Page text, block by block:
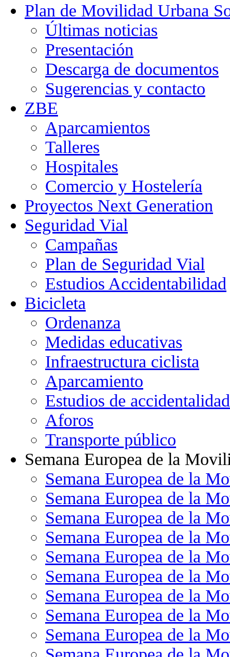
Plan de Movilidad Urbana
Últimas noticias
Presentación
Descarga de documentos
Sugerencias y contacto
ZBE
Aparcamientos
Talleres
Hospitales
Comercio y Hostelería
Proyectos Next Generation
Seguridad Vial
Campañas
Plan de Seguridad Vial
Estudios Accidentabilidad
Bicicleta
Ordenanza
Medidas educativas
Infraestructura ciclista
Aparcamiento
Estudios de accidentalidad
Aforos
Transporte público
Semana Europea de la
Semana Europea de la
Semana Europea de la
Semana Europea de la
Semana Europea de la
Semana Europea de la
Semana Europea de la
Semana Europea de la
Semana Europea de la
Semana Europea de la